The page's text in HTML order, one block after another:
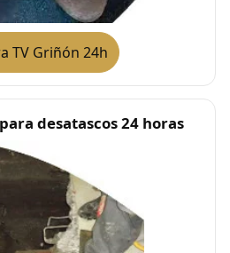
TV Griñón 24h
desatascos 24 horas